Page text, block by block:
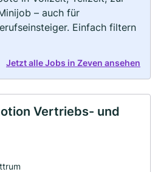
– auch für
Einfach filtern
Jetzt alle Jobs in Zeven ansehen
Vertriebs- und